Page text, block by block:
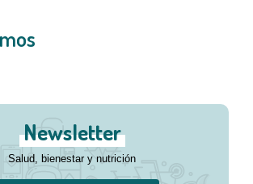
Newsletter
Salud, bienestar y nutrición